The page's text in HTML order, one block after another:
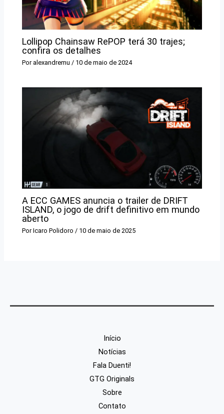
Lollipop Chainsaw RePOP terá 30 trajes;
confira os detalhes
Por alexandremu/ 10 de maio de 2024
A ECC GAMES anuncia o trailer de DRIFT
ISLAND, o jogo de drift definitivo em mundo
aberto
PorIcaro Polidoro / 10 de maio de 2025
Início
Notícias
Fala Duenti!
GTG Originals
Sobre
Contato